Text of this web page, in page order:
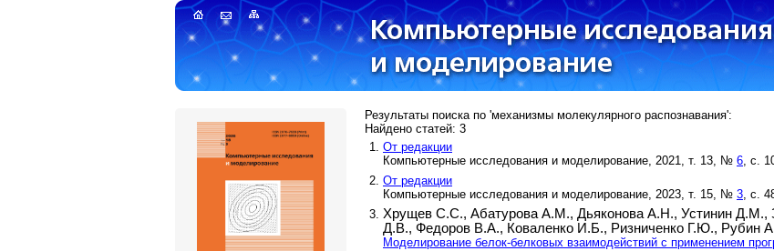
Результаты поиска по 'механизмы молекулярного распознавания':
Найдено статей: 3
От редакции
Компьютерные исследования и моделирование, 2021, т. 13, № 6, с.
От редакции
Компьютерные исследования и моделирование, 2023, т. 15, № 3 , с.
Хрущев С.С., Абатурова А.М., Дьяконова А.Н., Устинин Д.М.,
Д.В., Федоров В.А., Коваленко И.Б., Ризниченко Г.Ю., Рубин
Моделирование белок-белковых взаимодействий с применением